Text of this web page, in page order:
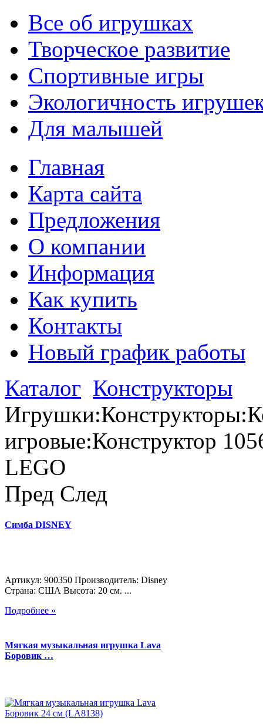
Все об игрушках
Творческое развитие
Спортивные игры
Экологичность
Для малышей
Главная
Карта сайта
Предложения
О компании
Информация
Как купить
Контакты
Новый график работы
Каталог Конструкторы
игровые:Конструктор
LEGO
Пред След
Симба DISNEY
Артикул: 900350 Производитель: Disney
Страна: США Высота: 20 см. ...
Подробнее »
Мягкая музыкальная игрушка Lava
Боровик …